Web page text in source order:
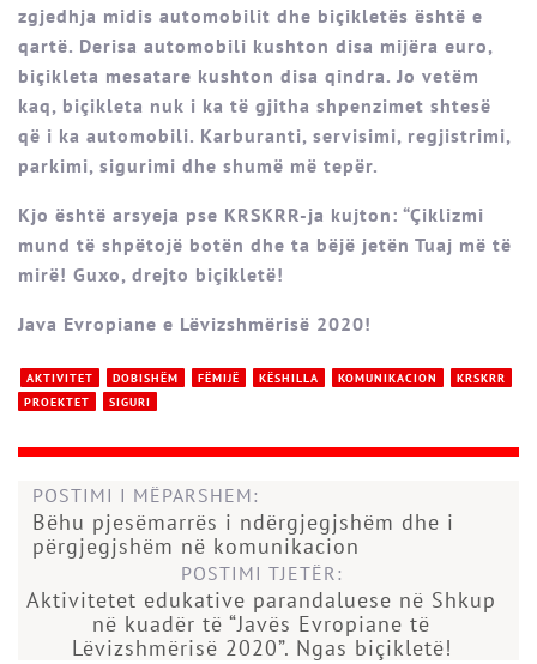
zgjedhja midis automobilit dhe biçikletës është e
qartë. Derisa automobili kushton disa mijëra euro,
biçikleta mesatare kushton disa qindra. Jo vetëm
kaq, biçikleta nuk i ka të gjitha shpenzimet shtesë
që i ka automobili. Karburanti, servisimi, regjistrimi,
parkimi, sigurimi dhe shumë më tepër.
Kjo është arsyeja pse KRSKRR-ja kujton: “Çiklizmi
mund të shpëtojë botën dhe ta bëjë jetën Tuaj më të
mirë! Guxo, drejto biçikletë!
Java Evropiane e Lëvizshmërisë 2020!
AKTIVITET DOBISHËM FËMIJË KËSHILLA KOMUNIKACION
KRSKRR
PROEKTET
SIGURI
POSTIMI I MËPARSHEM:
Bëhu pjesëmarrës i ndërgjegjshëm dhe i
përgjegjshëm në komunikacion
POSTIMI TJETËR:
Aktivitetet edukative parandaluese në Shkup
në kuadër të “Javës Evropiane të
Lëvizshmërisë 2020”. Ngas biçikletë!